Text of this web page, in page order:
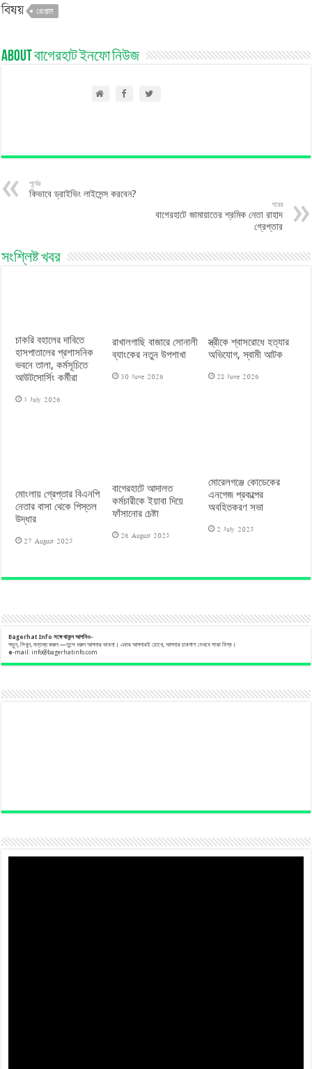
বিষয় গ্রেপ্তার
About বাগেরহাট ইনফো নিউজ
পূর্বের
কিভাবে ড্রাইভিং লাইসেন্স করবেন?
পরের
বাগেরহাটে জামায়াতের শ্রমিক নেতা রাহাদ
গ্রেপ্তার
সংশ্লিষ্ট খবর
চাকরি বহালের দাবিতে
হাসপাতালের প্রশাসনিক
ভবনে তালা, কর্মসূচিতে
আউটসোর্সিং কর্মীরা
1 July 2026
রাখালগাছি বাজারে সোনালী
ব্যাংকের নতুন উপশাখা
30 June 2026
স্ত্রীকে শ্বাসরোধে হত্যার
অভিযোগ, স্বামী আটক
28 June 2026
মোংলায় গ্রেপ্তার বিএনপি
নেতার বাসা থেকে পিস্তল
উদ্ধার
27 August 2025
বাগেরহাটে আদালত
কর্মচারীকে ইয়াবা দিয়ে
ফাঁসানোর চেষ্টা
26 August 2025
মোরেলগঞ্জে কোডেকের
এনগেজ প্রকল্পের
অবহিতকরণ সভা
2 July 2025
Bagerhat Info সঙ্গেথাকুনআপনিও-
পড়ুন, লিখুন, মন্তব্য করুন —তুলে ধরুন আপনার ভাবনা। এবার আপনারই চোখে, আপনার চারপাশ দেখবে সারা বিশ্ব।
e-mail:info@bagerhatinfo.com